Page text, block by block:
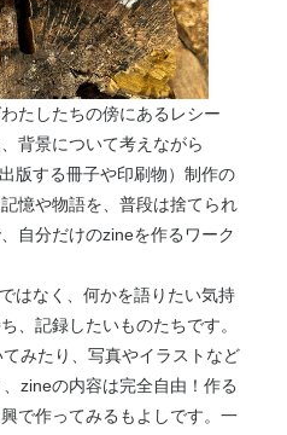
たしたちの傍にあるレシー
背景について考えながら
版する冊子や印刷物）制作の
憶や物語を、普段は捨てられ
自分だけのzineを作るワーク
はなく、何かを語りたい気持
、記録したいものたちです。
みたり、写真やイラストなど
zineの内容は完全自由！作る
で作ってみるもよしです。一